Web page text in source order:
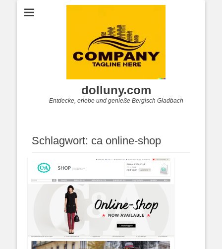
dolluny.com
Entdecke, erlebe und genieße Bergisch Gladbach
Schlagwort: ca online-shop